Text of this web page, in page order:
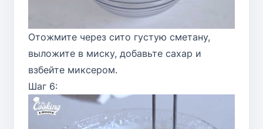
Отожмите через сито густую сметану,
выложите в миску, добавьте сахар и
взбейте миксером.
Шаг 6: